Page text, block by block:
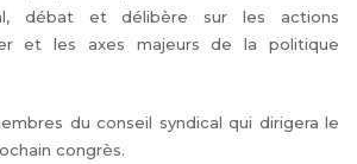
débat et délibère sur les actions
et les axes majeurs de la politique
du conseil syndical qui dirigera le
congrès.